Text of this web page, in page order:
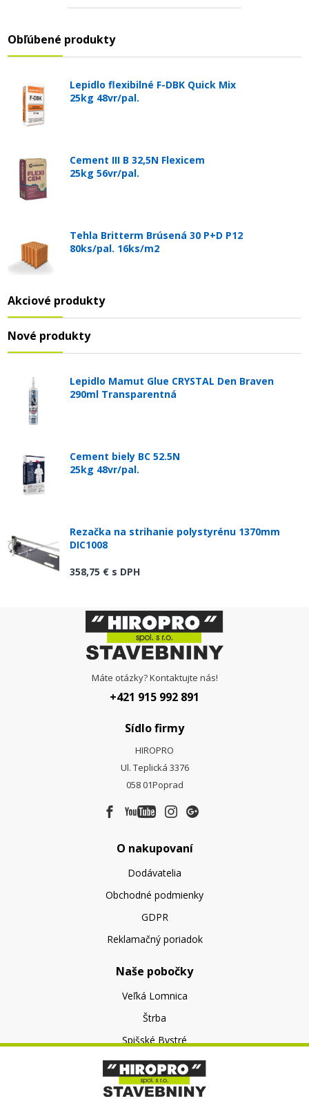
Obľúbené produkty
Lepidlo flexibilné F-DBK Quick Mix
25kg 48vr/pal.
Cement III B 32,5N Flexicem
25kg 56vr/pal.
Tehla Britterm Brúsená 30 P+D P12
80ks/pal. 16ks/m2
Akciové produkty
Nové produkty
Lepidlo Mamut Glue CRYSTAL Den Braven
290ml Transparentná
Cement biely BC 52.5N
25kg 48vr/pal.
Rezačka na strihanie polystyrénu 1370mm
DIC1008
358,75 € s DPH
Máte otázky? Kontaktujte nás!
+421 915 992 891
Sídlo firmy
HIROPRO
Ul. Teplická 3376
058 01Poprad
O nakupovaní
Dodávatelia
Obchodné podmienky
GDPR
Reklamačný poriadok
Naše pobočky
Veľká Lomnica
Štrba
Spišské Bystré
O nás
O spoločnosti